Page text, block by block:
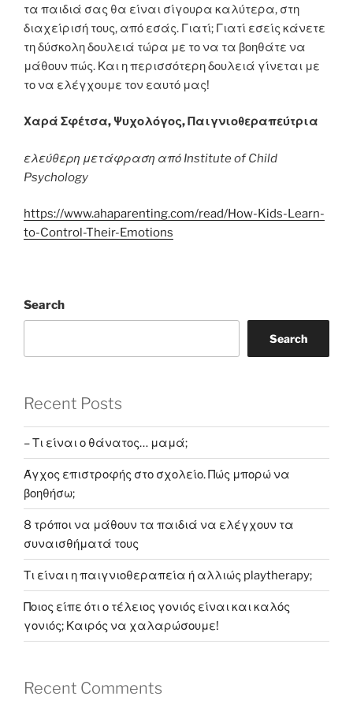
τα παιδιά σας θα είναι σίγουρα καλύτερα, στη
διαχείρισή τους, από εσάς. Γιατί; Γιατί εσείς κάνετε
τη δύσκολη δουλειά τώρα με το να τα βοηθάτε να
μάθουν πώς. Και η περισσότερη δουλειά γίνεται με
το να ελέγχουμε τον εαυτό μας!
Χαρά Σφέτσα, Ψυχολόγος, Παιγνιοθεραπεύτρια
ελεύθερη μετάφραση από Institute of Child
Psychology
https://www.ahaparenting.com/read/How-Kids-Learn-
to-Control-Their-Emotions
Search
Search
Recent Posts
– Τι είναι ο θάνατος… μαμά;
Άγχος επιστροφής στο σχολείο. Πώς μπορώ να
βοηθήσω;
8 τρόποι να μάθουν τα παιδιά να ελέγχουν τα
συναισθήματά τους
Τι είναι η παιγνιοθεραπεία ή αλλιώς playtherapy;
Ποιος είπε ότι ο τέλειος γονιός είναι και καλός
γονιός; Καιρός να χαλαρώσουμε!
Recent Comments